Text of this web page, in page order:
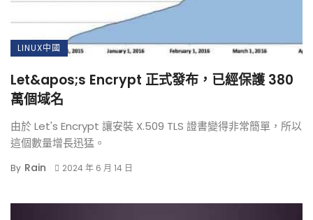
LINUX中國
Let&apos;s Encrypt 正式發布，已經保護 380
萬個域名
由於 Let's Encrypt 讓安裝 X.509 TLS 證書變得非常簡單，所以
這個數量增長迅猛。
By Rain 2024 年 6 月 14 日